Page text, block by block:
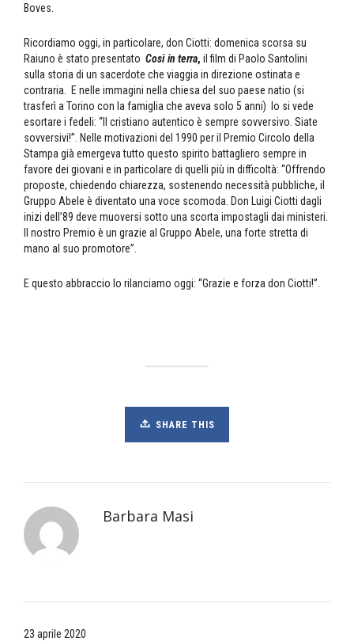
Boves.
Ricordiamo oggi, in particolare, don Ciotti: domenica scorsa su
Raiuno è stato presentato Così in terra, il film di Paolo Santolini
sulla storia di un sacerdote che viaggia in direzione ostinata e
contraria. E nelle immagini nella chiesa del suo paese natio (si
trasferì a Torino con la famiglia che aveva solo 5 anni) lo si vede
esortare i fedeli: “Il cristiano autentico è sempre sovversivo. Siate
sovversivi!”. Nelle motivazioni del 1990 per il Premio Circolo della
Stampa già emergeva tutto questo spirito battagliero sempre in
favore dei giovani e in particolare di quelli più in difficoltà: “Offrendo
proposte, chiedendo chiarezza, sostenendo necessità pubbliche, il
Gruppo Abele è diventato una voce scomoda. Don Luigi Ciotti dagli
inizi dell’89 deve muoversi sotto una scorta impostagli dai ministeri.
Il nostro Premio è un grazie al Gruppo Abele, una forte stretta di
mano al suo promotore”.
E questo abbraccio lo rilanciamo oggi: “Grazie e forza don Ciotti!”.
SHARE THIS
Barbara Masi
23 aprile 2020